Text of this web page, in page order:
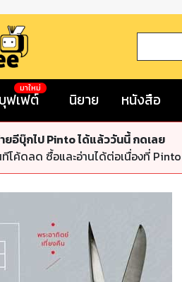
บุฟเฟต์
มาใหม่
นิยาย หนังสือ
ยอีบุ๊กไป Pinto ได้แล้ววันนี้ กดเลย
โค้ดลด ซื้อและอ่านได้ต่อเนื่องที่ Pinto